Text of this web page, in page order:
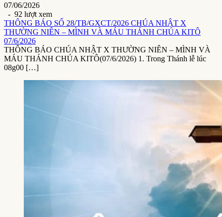
07/06/2026
- 92 lượt xem
THÔNG BÁO SỐ 28/TB/GXCT/2026 CHÚA NHẬT X
THƯỜNG NIÊN – MÌNH VÀ MÁU THÁNH CHÚA KITÔ
07/6/2026
THÔNG BÁO CHÚA NHẬT X THƯỜNG NIÊN – MÌNH VÀ
MÁU THÁNH CHÚA KITÔ(07/6/2026) 1. Trong Thánh lễ lúc
08g00 […]